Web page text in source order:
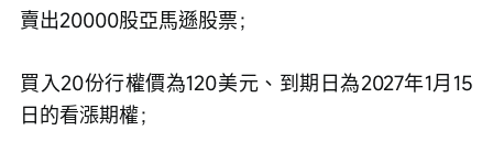
賣出20000股亞馬遜股票；
買入20份行權價為120美元、到期日為2027年1月15
日的看漲期權；